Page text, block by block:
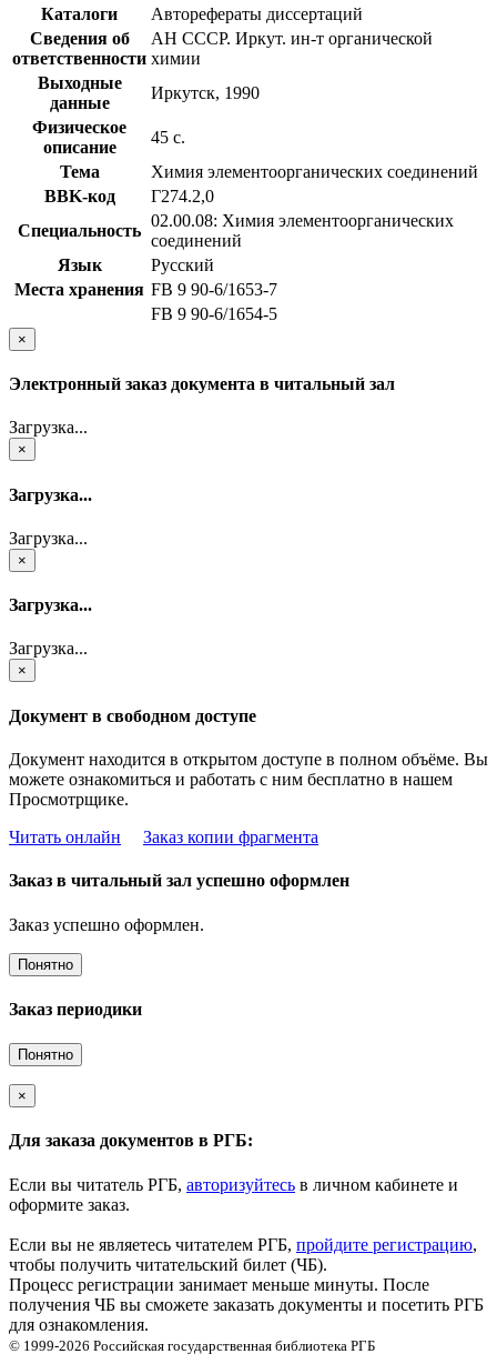
Каталоги
Авторефераты диссертаций
Сведения об
ответственности
АН СССР. Иркут. ин-т органической
химии
Выходные
данные
Иркутск, 1990
Физическое
описание
45 с.
Тема
Химия элементоорганических соединений
BBK-код
Г274.2,0
Специальность
02.00.08: Химия элементоорганических
соединений
Язык
Русский
Места хранения FB 9 90-6/1653-7
FB 9 90-6/1654-5
×
Электронный заказ документа в читальный зал
Загрузка...
×
Загрузка...
Загрузка...
×
Загрузка...
Загрузка...
×
Документ в свободном доступе
Документ находится в открытом доступе в полном объёме. Вы
можете ознакомиться и работать с ним бесплатно в нашем
Просмотрщике.
Читать онлайн
Заказ копии фрагмента
Заказ в читальный зал успешно оформлен
Заказ успешно оформлен.
Понятно
Заказ периодики
Понятно
×
Для заказа документов в РГБ:
Если вы читатель РГБ, авторизуйтесь в личном кабинете и
оформите заказ.
Если вы не являетесь читателем РГБ, пройдите регистрацию,
чтобы получить читательский билет (ЧБ).
Процесс регистрации занимает меньше минуты. После
получения ЧБ вы сможете заказать документы и посетить РГБ
для ознакомления.
© 1999-2026 Российская государственная библиотека РГБ